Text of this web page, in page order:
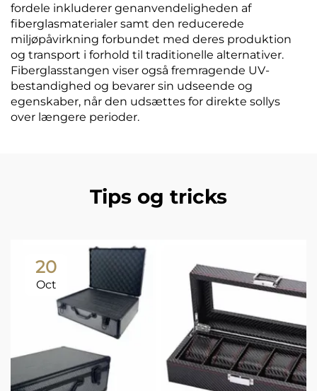
fordele inkluderer genanvendeligheden af
fiberglasmaterialer samt den reducerede
miljøpåvirkning forbundet med deres produktion
og transport i forhold til traditionelle alternativer.
Fiberglasstangen viser også fremragende UV-
bestandighed og bevarer sin udseende og
egenskaber, når den udsættes for direkte sollys
over længere perioder.
Tips og tricks
20
Oct